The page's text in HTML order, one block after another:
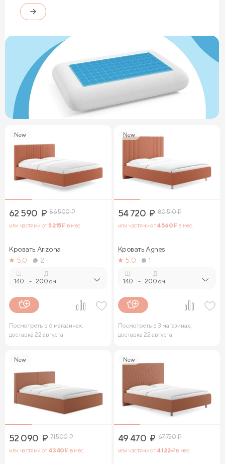
New
62 590 ₽ 86 500₽
или частями от5 215₽ в мес.
Кровать Arizona
5.0
2
140 -
Д.
200 см.
Посмотреть в 6 магазинах,
доставка 22 августа
New
54 720 ₽ 80 510₽
или частями от4 560₽ в мес.
Кровать Agnes
5.0
1
140 -
Д.
200 см.
Посмотреть в 3 магазинах,
доставка 22 августа
New
52 090 ₽ 71 500₽
или частями от 4 340₽ в мес.
New
49 470 ₽ 67 750₽
или частями от4 122₽ в мес.